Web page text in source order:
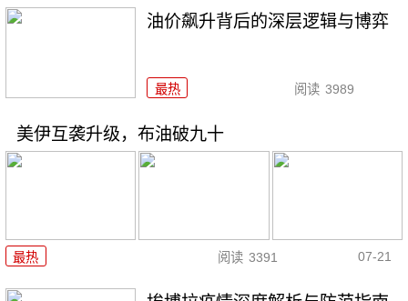
油价飙升背后的深层逻辑与博弈
最热 阅读 3989
美伊互袭升级，布油破九十
最热 阅读 3391 07-21